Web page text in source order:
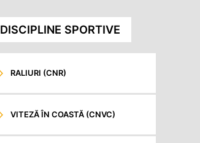
DISCIPLINE SPORTIVE
RALIURI (CNR)
VITEZĂ ÎN COASTĂ (CNVC)